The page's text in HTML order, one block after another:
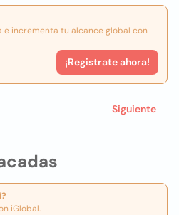
iGlobal.
e incrementa tu alcance global con
¡Registrate ahora!
Siguiente